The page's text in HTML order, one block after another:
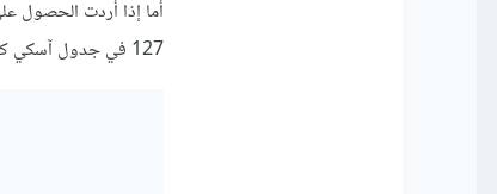
127 في جدول آسكي كما في المثال التالي: